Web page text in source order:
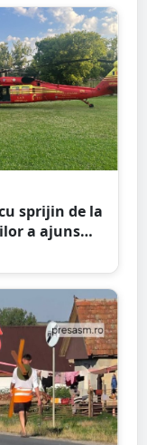
sprijin de la
a ajuns
pentru